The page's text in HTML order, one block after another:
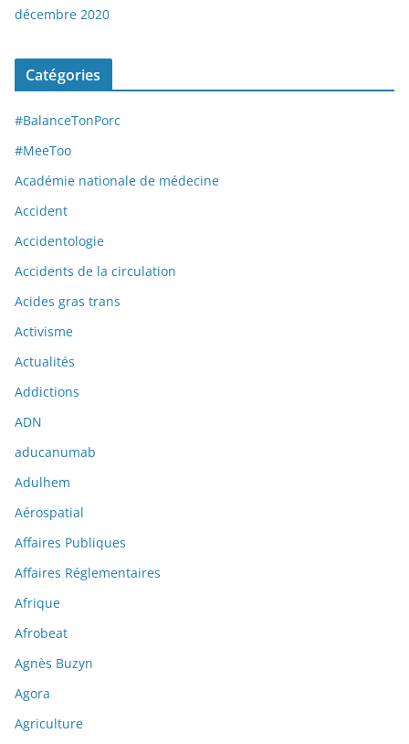
décembre 2020
Catégories
#BalanceTonPorc
#MeeToo
Académie nationale de médecine
Accident
Accidentologie
Accidents de la circulation
Acides gras trans
Activisme
Actualités
Addictions
ADN
aducanumab
Adulhem
Aérospatial
Affaires Publiques
Affaires Réglementaires
Afrique
Afrobeat
Agnès Buzyn
Agora
Agriculture